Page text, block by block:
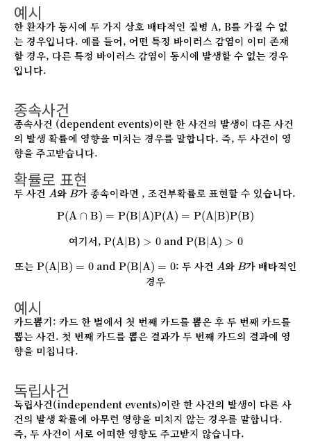
예시
한 환자가 동시에 두 가지 상호 배타적인 질병 A, B를 가질 수 없
는 경우입니다. 예를 들어, 어떤 특정 바이러스 감염이 이미 존재
할 경우, 다른 특정 바이러스 감염이 동시에 발생할 수 없는 경우
입니다.
종속사건
종속사건 (dependent events)이란 한 사건의 발생이 다른 사건
의 발생 확률에 영향을 미치는 경우를 말합니다. 즉, 두 사건이 영
향을 주고받습니다.
확률로 표현
두 사건 A
A와 B
B가 종속이라면 , 조건부확률로 표현할 수 있습니다.
P(A ∩ B) = P(B A)P(A) = P(A| B)P(B)
P (A ∩B)= P(B| A)P(A)=P (A|B )P(B)
여기서, P(A |B) > 0
P(A |B)>0 and P(B| A) > 0
P(B| A)>0
또는 P(A| B) = 0
P(A |B)=0 and P(B A) = 0
P(B| A)=0 : 두 사건 A
A와 B
B가 배타적인
경우
예시
카드뽑기: 카드 한 벌에서 첫 번째 카드를 뽑은 후 두 번째 카드를
뽑는 사건. 첫 번째 카드를 뽑은 결과가 두 번째 카드의 결과에 영
향을 미칩니다.
독립사건
독립사건(independent events)이란 한 사건의 발생이 다른 사
건의 발생 확률에 아무런 영향을 미치지 않는 경우를 말합니다.
즉, 두 사건이 서로 어떠한 영향도 주고받지 않습니다.